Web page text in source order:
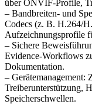
über ONVIF-Profile,
– Bandbreiten- und
Codecs (z. B. H.264/
Aufzeichnungsprofile
– Sichere
Evidence-Workflows
Dokumentation.
– Gerätemanagement:
Treiberunterstützung,
Speicherschwellen.